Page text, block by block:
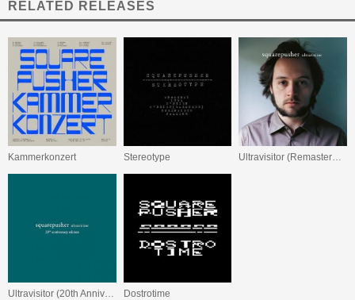
RELATED RELEASES
Kammerkonzert Stereotype Ultravisitor (Remastered Edition)
Ultravisitor (20th Anniversary Edition) Dostrotime